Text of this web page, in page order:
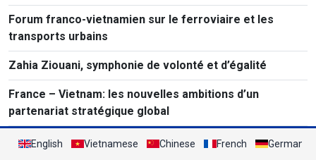
Forum franco-vietnamien sur le ferroviaire et les
transports urbains
Zahia Ziouani, symphonie de volonté et d’égalité
France – Vietnam: les nouvelles ambitions d’un
partenariat stratégique global
English Vietnamese Chinese French German